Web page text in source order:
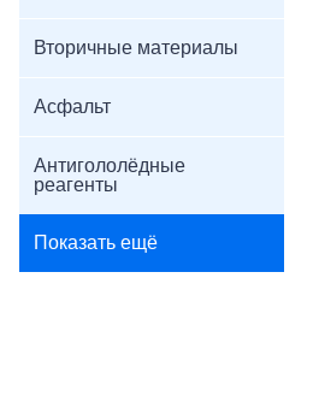
Вторичные материалы
Асфальт
Антигололёдные
реагенты
Показать ещё